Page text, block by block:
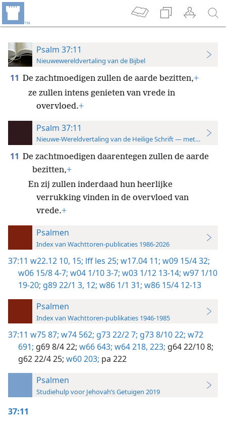
Psalm 37:11
Nieuwewereldvertaling van de Bijbel
11 De zachtmoedigen zullen de aarde bezitten,+
ze zullen intens genieten van vrede in
overvloed.+
Psalm 37:11
Nieuwe-Wereldvertaling van de Heilige Schrift — met
11 De zachtmoedigen daarentegen zullen de aarde
bezitten,+
En zij zullen inderdaad hun heerlijke
verrukking vinden in de overvloed van
vrede.+
Psalmen
Index van Wachttoren-publicaties 1986-2026
37:11 w22.12 10, 15; lff les 25; w17.04 11; w09 15/4 32;
w06 15/8 4-7; w04 1/10 3-7; w03 1/12 13-14; w97 1/10
19-20; g89 22/1 3, 12; w86 1/1 31; w86 15/4 12-13
Psalmen
Index van Wachttoren-publikaties 1946-1985
37:11 w75 87; w74 562; g73 22/2 7; g73 8/10 22; w72
691; g69 8/4 22; w66 643; w64 218, 223; g64 22/10 8;
g62 22/4 25; w60 203; pa 222
Psalmen
Studiehulp voor Jehovah’s Getuigen 2019
37:11